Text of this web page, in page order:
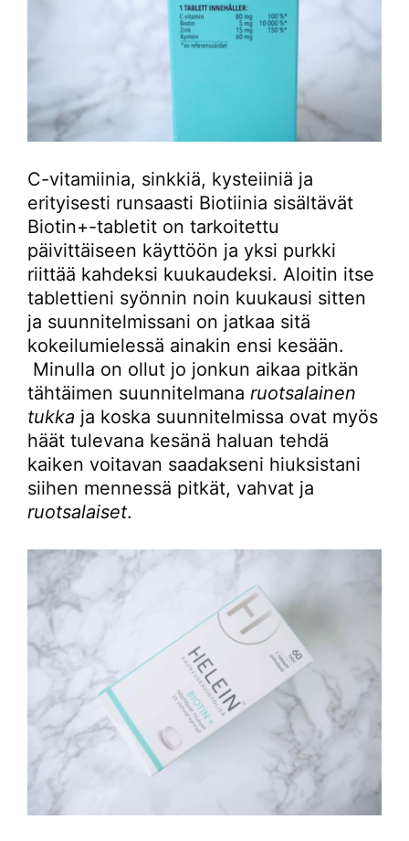
C-vitamiinia, sinkkiä, kysteiiniä ja
erityisesti runsaasti Biotiinia sisältävät
Biotin+-tabletit on tarkoitettu
päivittäiseen käyttöön ja yksi purkki
riittää kahdeksi kuukaudeksi. Aloitin itse
tablettieni syönnin noin kuukausi sitten
ja suunnitelmissani on jatkaa sitä
kokeilumielessä ainakin ensi kesään.
Minulla on ollut jo jonkun aikaa pitkän
tähtäimen suunnitelmana ruotsalainen
tukka ja koska suunnitelmissa ovat myös
häät tulevana kesänä haluan tehdä
kaiken voitavan saadakseni hiuksistani
siihen mennessä pitkät, vahvat ja
ruotsalaiset.